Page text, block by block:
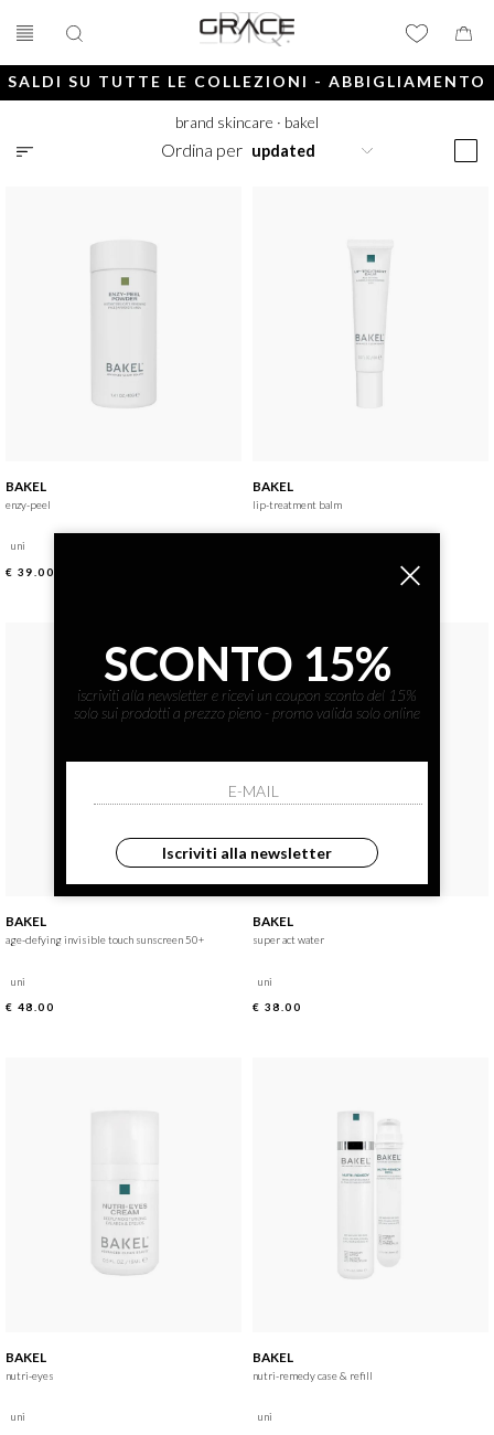
SALDI SU TUTTE LE COLLEZIONI - ABBIGLIAMENTO
E ACCESSORI
brand skincare · bakel
Ordina per
BAKEL
enzy-peel
uni
€ 39.00
BAKEL
lip-treatment balm
BAKEL
age-defying invisible touch sunscreen 50+
uni
€ 48.00
BAKEL
super act water
uni
€ 38.00
BAKEL
nutri-eyes
uni
BAKEL
nutri-remedy case & refill
uni
SCONTO 15%
iscriviti alla newsletter e ricevi un coupon sconto del 15%
solo sui prodotti a prezzo pieno - promo valida solo online
Iscriviti alla newsletter